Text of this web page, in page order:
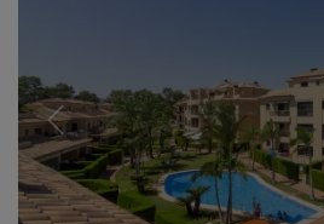
Previous